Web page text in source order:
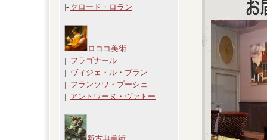
|- クロード・ロラン
ロココ美術
|- フラゴナール
|- ヴィジェ・ル・ブラン
|- フランソワ・ブーシェ
|- アントワーヌ・ヴァトー